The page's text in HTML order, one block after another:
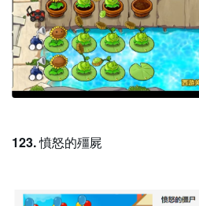
123.憤怒的殭屍